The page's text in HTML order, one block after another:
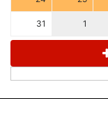
31 1